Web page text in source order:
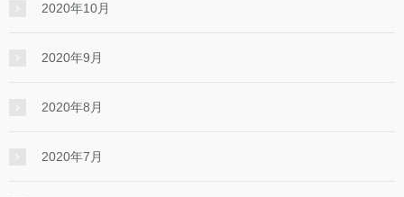
2020年10月
2020年9月
2020年8月
2020年7月